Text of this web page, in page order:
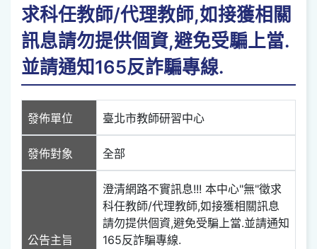
求科任教師/代理教師,如接獲相關
訊息請勿提供個資,避免受騙上當.
並請通知165反詐騙專線.
發佈單位 臺北市教師研習中心
發佈對象 全部
公告主旨
澄清網路不實訊息!!! 本中心"無"徵求
科任教師/代理教師,如接獲相關訊息
請勿提供個資,避免受騙上當.並請通知
165反詐騙專線.